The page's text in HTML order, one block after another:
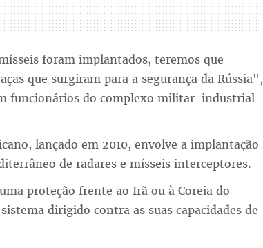
foram implantados, teremos que
que surgiram para a segurança da Rússia",
funcionários do complexo militar-industrial
lançado em 2010, envolve a implantação
de radares e mísseis interceptores.
proteção frente ao Irã ou à Coreia do
dirigido contra as suas capacidades de